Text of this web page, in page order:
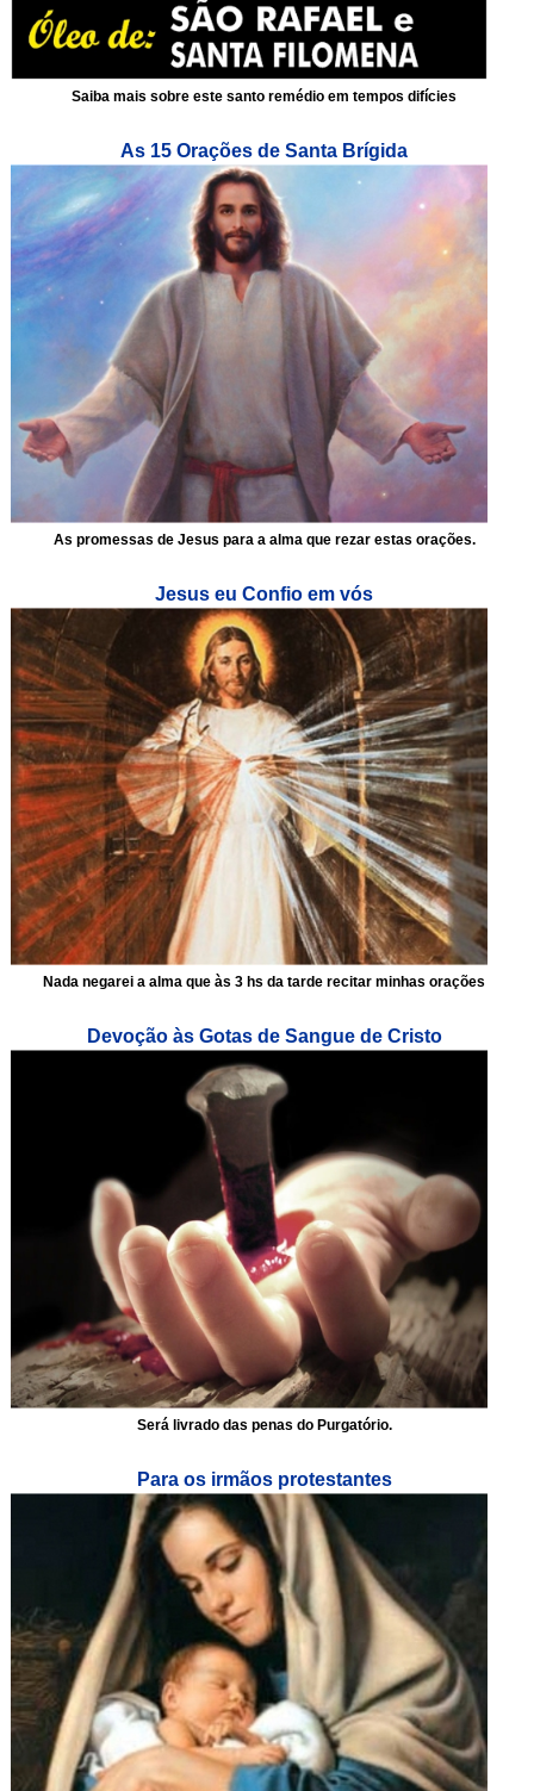
Saiba mais sobre este santo remédio em tempos difícies
As 15 Orações de Santa Brígida
As promessas de Jesus para a alma que rezar estas orações.
Jesus eu Confio em vós
Nada negarei a alma que às 3 hs da tarde recitar minhas orações
Devoção às Gotas de Sangue de Cristo
Será livrado das penas do Purgatório.
Para os irmãos protestantes